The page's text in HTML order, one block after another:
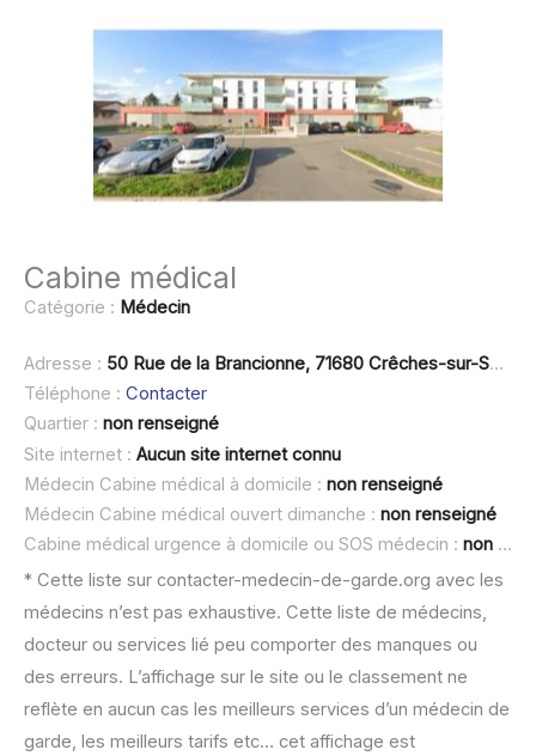
Cabine médical
Catégorie : Médecin
Adresse : 50 Rue de la Brancionne, 71680 Crêches-sur-Saône
Téléphone : Contacter
Quartier : non renseigné
Site internet : Aucun site internet connu
Médecin Cabine médical à domicile : non renseigné
Médecin Cabine médical ouvert dimanche : non renseigné
Cabine médical urgence à domicile ou SOS médecin : non renseigné
* Cette liste sur contacter-medecin-de-garde.org avec les
médecins n’est pas exhaustive. Cette liste de médecins,
docteur ou services lié peu comporter des manques ou
des erreurs. L’affichage sur le site ou le classement ne
reflète en aucun cas les meilleurs services d’un médecin de
garde, les meilleurs tarifs etc… cet affichage est